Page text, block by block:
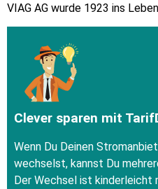
VIAG AG wurde 1923 ins
Clever sparen mit
Wenn Du Deinen
wechselst, kannst Du
Der Wechsel ist kinderleicht